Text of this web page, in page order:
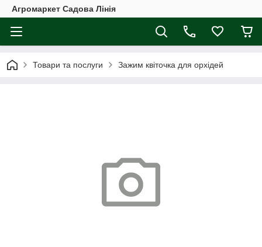
Агромаркет Садова Лінія
Товари та послуги Зажим квіточка для орхідей